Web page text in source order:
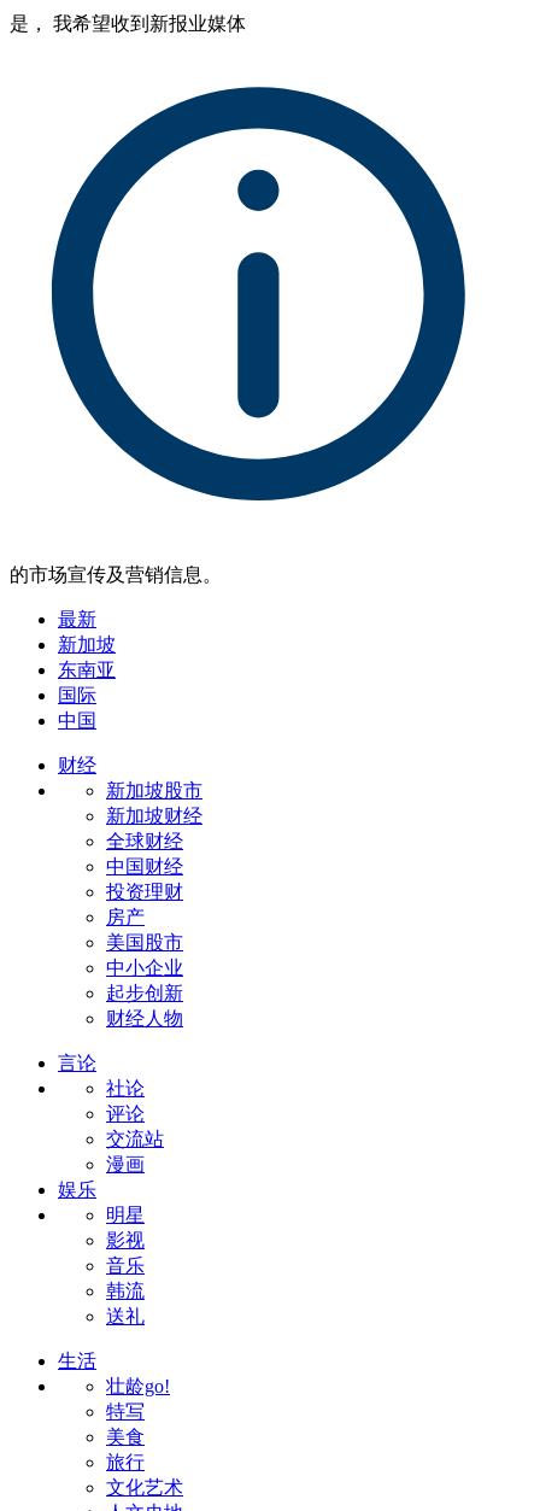
是， 我希望收到新报业媒体
的市场宣传及营销信息。
最新
新加坡
东南亚
国际
中国
财经
新加坡股市
新加坡财经
全球财经
中国财经
投资理财
房产
美国股市
中小企业
起步创新
财经人物
言论
社论
评论
交流站
漫画
娱乐
明星
影视
音乐
韩流
送礼
生活
壮龄go!
特写
美食
旅行
文化艺术